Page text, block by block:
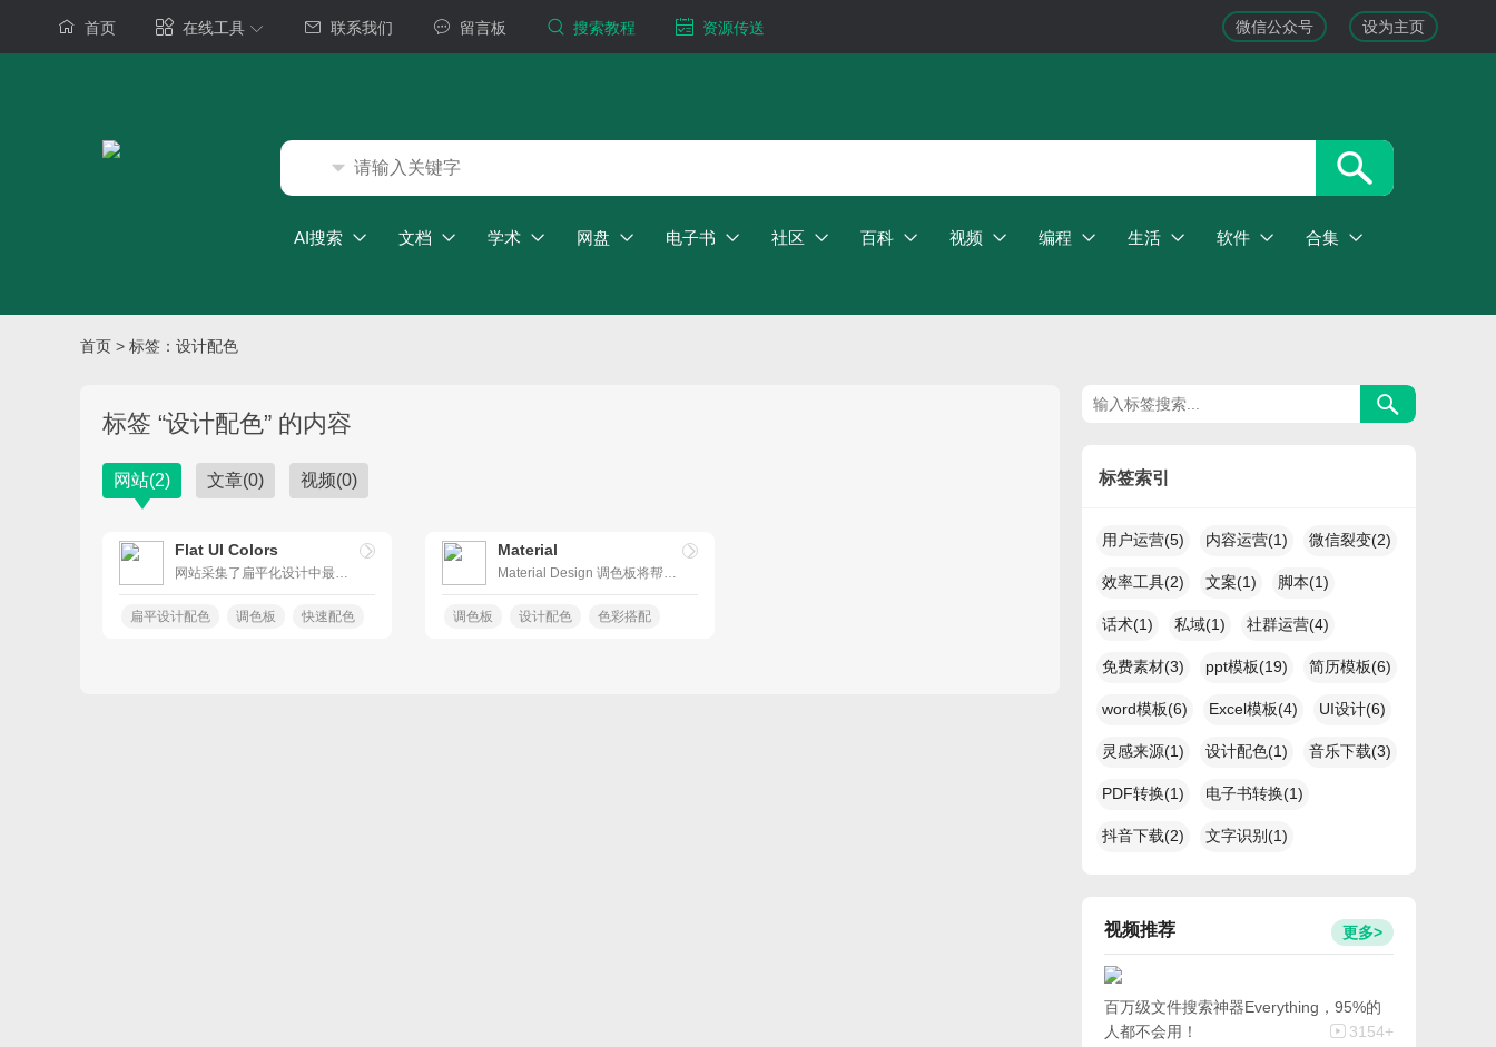
首页 在线工具 联系我们 留言板 搜索教程 资源传送 微信公众号 设为主页
AI搜索 文档 学术 网盘 电子书 社区 百科 视频 编程 生活 软件 合集
首页 > 标签：设计配色
标签 “设计配色” 的内容
网站(2) 文章(0) 视频(0)
Flat UI Colors
扁平设计配色 调色板 快速配色
Material
调色板 设计配色 色彩搭配
标签索引
用户运营(5) 内容运营(1) 微信裂变(2)
效率工具(2) 文案(1) 脚本(1)
话术(1) 私域(1) 社群运营(4)
免费素材(3) ppt模板(19) 简历模板(6)
word模板(6) Excel模板(4) UI设计(6)
灵感来源(1) 设计配色(1) 音乐下载(3)
PDF转换(1) 电子书转换(1)
抖音下载(2) 文字识别(1)
视频推荐 更多>
百万级文件搜索神器Everything，95%的
人都不会用！
3154+